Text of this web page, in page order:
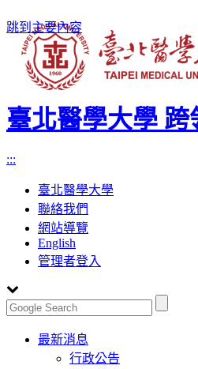
跳到主要內容
臺北醫學大學 跨
:::
臺北醫學大學
聯絡我們
網站導覽
English
管理者登入
Toggle
navigation
最新消息
行政公告